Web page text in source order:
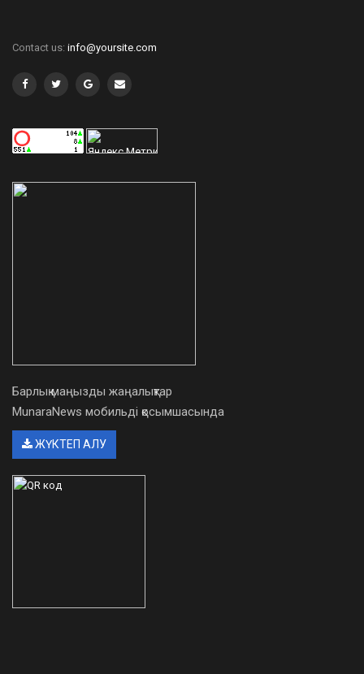
Contact us: info@yoursite.com
Барлық маңызды жаңалықтар
MunaraNews мобильді қосымшасында
ЖҮКТЕП АЛУ